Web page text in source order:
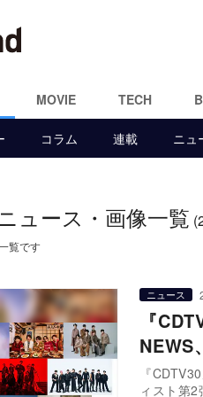
MOVIE TECH
コラム 連載 ニュ
ュース・画像一覧
覧です
ニュース
『
NEWS
『